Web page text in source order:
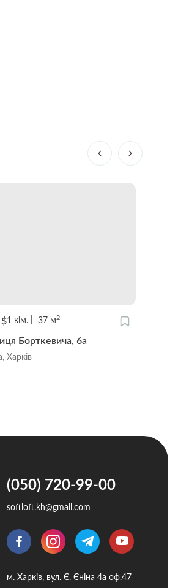
1 кім. 37 м2
Борткевича, 6a
Харків
(050) 720-99-00
softloft.kh@gmail.com
м. Харків, вул. Є. Єніна 4а оф.47